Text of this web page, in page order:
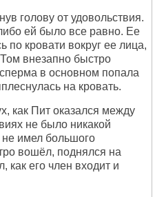
голову от удовольствия.
ей было все равно. Ее
по кровати вокруг ее лица,
внезапно быстро
в основном попала
на кровать.
как Пит оказался между
не было никакой
не имел большого
вошёл, поднялся на
как его член входит и